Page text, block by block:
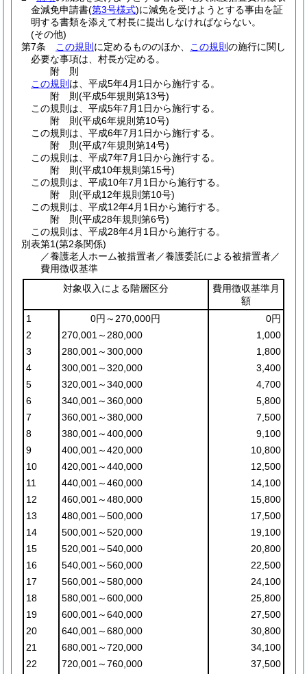
金減免申請書(第3号様式)に減免を受けようとする事由を証
明する書類を添えて村長に提出しなければならない。
(その他)
第7条
この規則 に定めるもののほか、 この規則 の施行に関し
必要な事項は、村長が定める。
附 則
この規則 は、平成5年4月1日から施行する。
附 則(平成5年規則第13号)
この規則は、平成5年7月1日から施行する。
附 則(平成6年規則第10号)
この規則は、平成6年7月1日から施行する。
附 則(平成7年規則第14号)
この規則は、平成7年7月1日から施行する。
附 則(平成10年規則第15号)
この規則は、平成10年7月1日から施行する。
附 則(平成12年規則第10号)
この規則は、平成12年4月1日から施行する。
附 則(平成28年規則第6号)
この規則は、平成28年4月1日から施行する。
別表第1(第2条関係)
／養護老人ホーム被措置者／養護委託による被措置者／
費用徴収基準
対象収入による階層区分
費用徴収基準月
額
1
0円～270,000円
0円
2
270,001～280,000
1,000
3
280,001～300,000
1,800
4
300,001～320,000
3,400
5
320,001～340,000
4,700
6
340,001～360,000
5,800
7
360,001～380,000
7,500
8
380,001～400,000
9,100
9
400,001～420,000
10,800
10
420,001～440,000
12,500
11
440,001～460,000
14,100
12
460,001～480,000
15,800
13
480,001～500,000
17,500
14
500,001～520,000
19,100
15
520,001～540,000
20,800
16
540,001～560,000
22,500
17
560,001～580,000
24,100
18
580,001～600,000
25,800
19
600,001～640,000
27,500
20
640,001～680,000
30,800
21
680,001～720,000
34,100
22
720,001～760,000
37,500